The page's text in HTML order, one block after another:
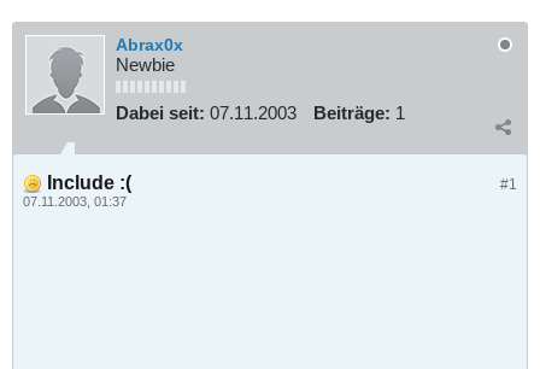
Abrax0x
Newbie
Dabei seit: 07.11.2003 Beiträge: 1
#1
Include :(
07.11.2003, 01:37